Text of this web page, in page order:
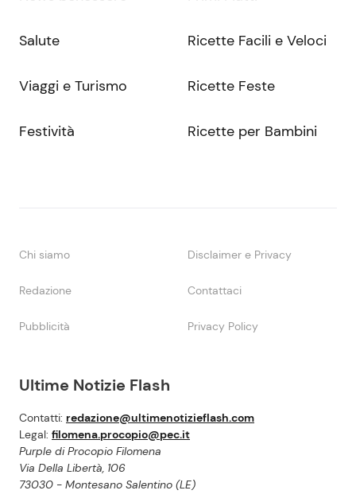
Ultime Notizie Flash
Contatti: redazione@ultimenotizieflash.com
Legal: filomena.procopio@pec.it
Purple di Procopio Filomena
Via Della Libertà, 106
73030 - Montesano Salentino (LE)
Salute
Viaggi e Turismo
Festività
Ricette Facili e Veloci
Ricette Feste
Ricette per Bambini
Chi siamo Disclaimer e Privacy
Redazione Contattaci
Pubblicità Privacy Policy